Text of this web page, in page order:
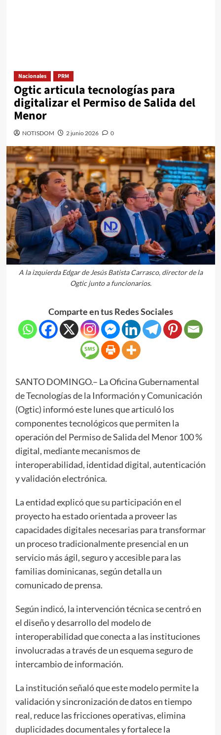
Nacionales PRM
Ogtic articula tecnologías para
digitalizar el Permiso de Salida del
Menor
NOTISDOM 2 junio 2026 0
A la izquierda Edgar de Jesús Batista Carrasco, director de la
Ogtic junto a funcionarios.
Comparte en tus Redes Sociales
SANTO DOMINGO.– La Oficina Gubernamental
de Tecnologías de la Información y Comunicación
(Ogtic) informó este lunes que articuló los
componentes tecnológicos que permiten la
operación del Permiso de Salida del Menor 100 %
digital, mediante mecanismos de
interoperabilidad, identidad digital, autenticación
y validación electrónica.
La entidad explicó que su participación en el
proyecto ha estado orientada a proveer las
capacidades digitales necesarias para transformar
un proceso tradicionalmente presencial en un
servicio más ágil, seguro y accesible para las
familias dominicanas, según detalla un
comunicado de prensa.
Según indicó, la intervención técnica se centró en
el diseño y desarrollo del modelo de
interoperabilidad que conecta a las instituciones
involucradas a través de un esquema seguro de
intercambio de información.
La institución señaló que este modelo permite la
validación y sincronización de datos en tiempo
real, reduce las fricciones operativas, elimina
duplicidades documentales y fortalece la